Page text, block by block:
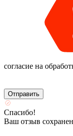
согласие на
Спасибо!
Ваш отзыв